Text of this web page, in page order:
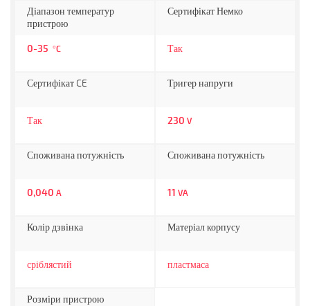
Діапазон температур
пристрою
0-35 °C
Сертифікат Немко
Так
Сертифікат CE
Так
Тригер напруги
230 V
Споживана потужність
0,040 A
Споживана потужність
11 VA
Колір дзвінка
сріблястий
Матеріал корпусу
пластмаса
Розміри пристрою